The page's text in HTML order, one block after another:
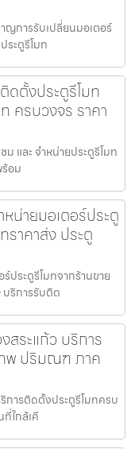
ญการรับเปลี่ยนมอเตอร์
ระตูรีโมท
ดตั้งประตูรีโมท
ครบวงจร ราคา
และ จำหน่ายประตูรีโมท
อม
น่ายมอเตอร์ประตู
ราคาส่ง ประตู
ประตูรีโมทจากร้านขาย
บริการรับติด
สระแก้ว บริการ
ทพ ปริมณฑ ภาค
การติดตั้งประตูรีโมทครบ
ใกล้เคี